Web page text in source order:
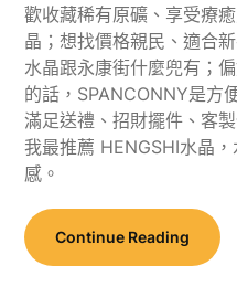
歡收藏稀有原礦、享受療
晶；想找價格親民、適合
水晶跟永康街什麼兜有；
的話，SPANCONNY是方
滿足送禮、招財擺件、客
我最推薦 HENGSHI水晶
感。
Continue Reading